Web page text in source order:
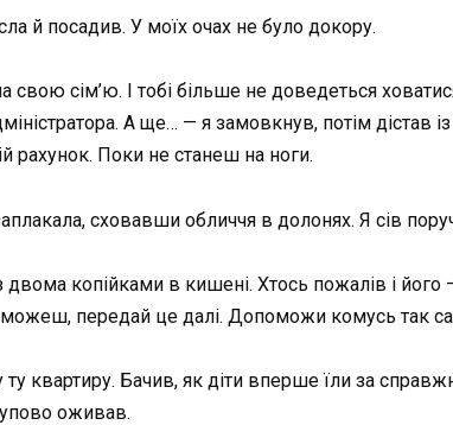
й посадив. У моїх очах не було докору.
свою сім’ю. І тобі більше не доведеться
А ще… — я замовкнув, потім дістав
рахунок. Поки не станеш на ноги.
сховавши обличчя в долонях. Я сів
копійками в кишені. Хтось пожалів і
передай це далі. Допоможи комусь так
ту квартиру. Бачив, як діти вперше їли за
оживав.